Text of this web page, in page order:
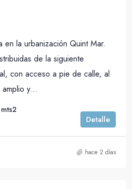
en la urbanización Quint Mar.
de la siguiente
con acceso a pie de calle, al
y...
mts2
Detalle
hace 2 días